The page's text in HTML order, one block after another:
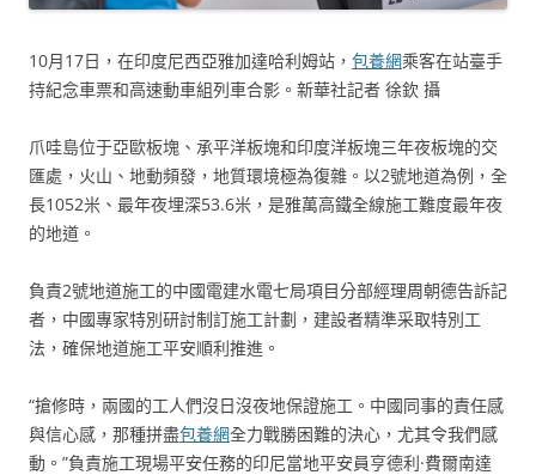
10月17日，在印度尼西亞雅加達哈利姆站， 包養網乘客在站臺手
持紀念車票和高速動車組列車合影。新華社記者 徐欽 攝
爪哇島位于亞歐板塊、承平洋板塊和印度洋板塊三年夜板塊的交
匯處，火山、地動頻發，地質環境極為復雜。以2號地道為例，全
長1052米、最年夜埋深53.6米，是雅萬高鐵全線施工難度最年夜
的地道。
負責2號地道施工的中國電建水電七局項目分部經理周朝德告訴記
者，中國專家特別研討制訂施工計劃，建設者精準采取特別工
法，確保地道施工平安順利推進。
“搶修時，兩國的工人們沒日沒夜地保證施工。中國同事的責任感
與信心感，那種拼盡包養網全力戰勝困難的決心，尤其令我們感
動。”負責施工現場平安任務的印尼當地平安員亨德利·費爾南達